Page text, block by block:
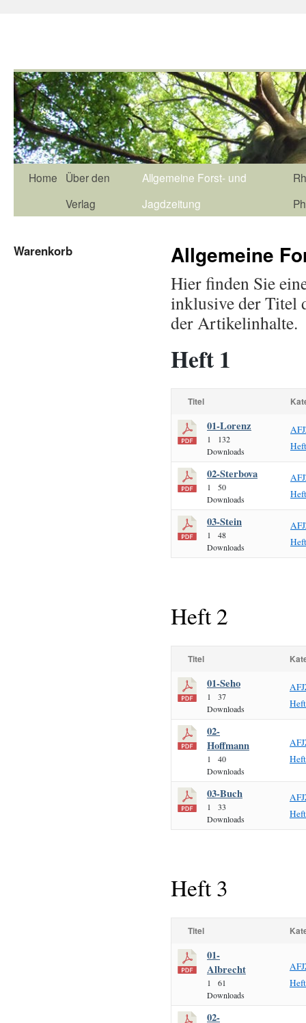
Home
Über den
Verlag
Allgemeine Forst- und
Jagdzeitung
Allgemeine
Hier finden Sie
inklusive der Titel
der Artikelinhalte.
Heft 1
Titel
01-Lorenz
1
132
Downloads
02-Sterbova
1
50
Downloads
03-Stein
1
48
Downloads
Heft 2
Titel
01-Seho
1
37
Downloads
02-
Hoffmann
1
40
Downloads
03-Buch
1
33
Downloads
Heft 3
Titel
01-
Albrecht
1
61
Downloads
02-
Warenkorb